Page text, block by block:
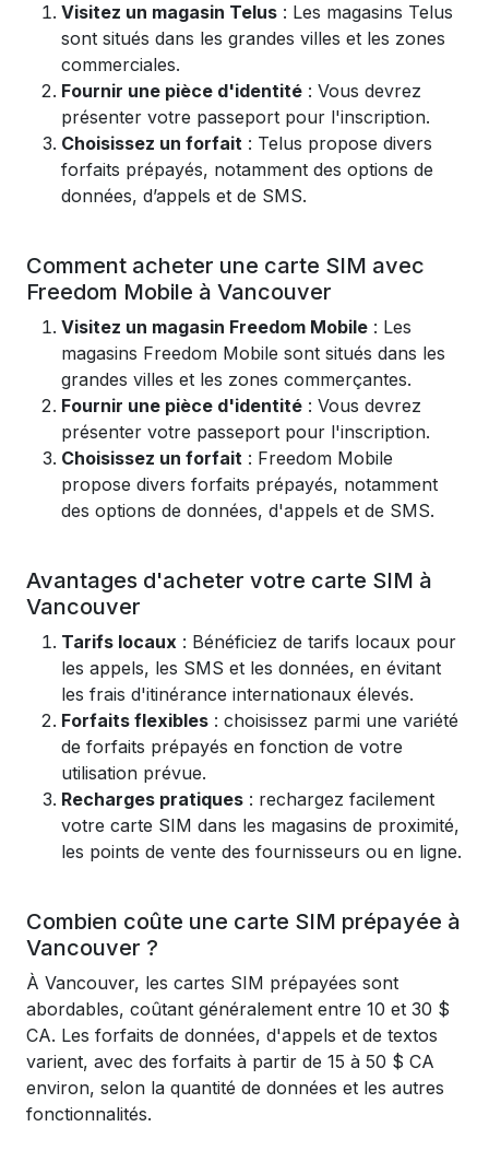
Visitez un magasin Telus : Les magasins Telus
sont situés dans les grandes villes et les zones
commerciales.
Fournir une pièce d'identité : Vous devrez
présenter votre passeport pour l'inscription.
Choisissez un forfait : Telus propose divers
forfaits prépayés, notamment des options de
données, d’appels et de SMS.
Comment acheter une carte SIM avec
Freedom Mobile à Vancouver
Visitez un magasin Freedom Mobile : Les
magasins Freedom Mobile sont situés dans les
grandes villes et les zones commerçantes.
Fournir une pièce d'identité : Vous devrez
présenter votre passeport pour l'inscription.
Choisissez un forfait : Freedom Mobile
propose divers forfaits prépayés, notamment
des options de données, d'appels et de SMS.
Avantages d'acheter votre carte SIM à
Vancouver
Tarifs locaux : Bénéficiez de tarifs locaux pour
les appels, les SMS et les données, en évitant
les frais d'itinérance internationaux élevés.
Forfaits flexibles : choisissez parmi une variété
de forfaits prépayés en fonction de votre
utilisation prévue.
Recharges pratiques : rechargez facilement
votre carte SIM dans les magasins de proximité,
les points de vente des fournisseurs ou en ligne.
Combien coûte une carte SIM prépayée à
Vancouver ?
À Vancouver, les cartes SIM prépayées sont
abordables, coûtant généralement entre 10 et 30 $
CA. Les forfaits de données, d'appels et de textos
varient, avec des forfaits à partir de 15 à 50 $ CA
environ, selon la quantité de données et les autres
fonctionnalités.